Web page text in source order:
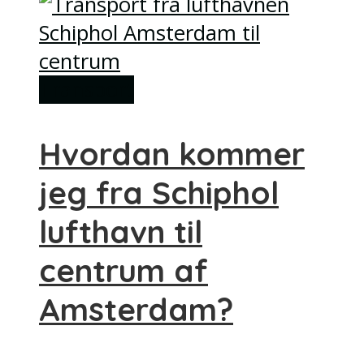
Hvordan kommer
jeg fra Schiphol
lufthavn til
centrum af
Amsterdam?